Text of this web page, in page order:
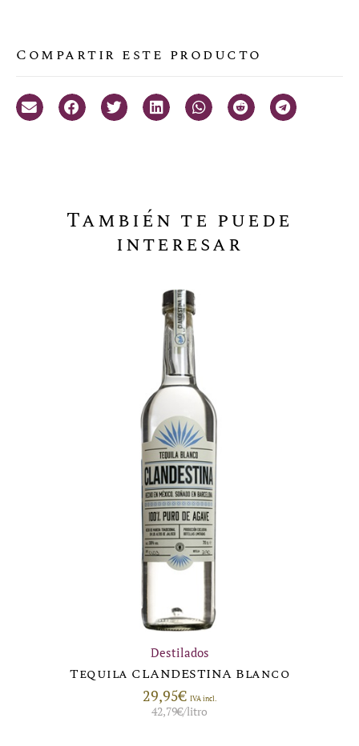
Compartir este producto
También te puede
interesar
Destilados
Tequila CLANDESTINA Blanco
29,95€ IVA incl.
42,79€/litro